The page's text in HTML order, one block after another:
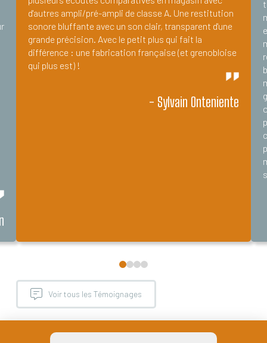
d'autres ampli/pré-ampli de classe A. Une restitution
sonore bluffante avec un son clair, transparent d'une
grande précision. Avec le petit plus qui fait la
différence : une fabrication française (et grenobloise
qui plus est) !
- Sylvain Onteniente
01 2 3
Voir tous les Témoignages